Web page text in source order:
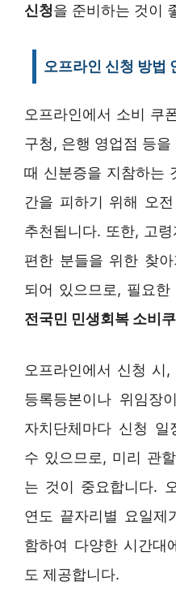
신청을 준비하는 것이
오프라인 신청 방법
오프라인에서 소비 쿠
구청, 은행 영업점 등
때 신분증을 지참하는
간을 피하기 위해 오
추천됩니다. 또한, 고
편한 분들을 위한 찾
되어 있으므로, 필요
전국민 민생회복 소비
오프라인에서 신청 시
등록등본이나 위임장
자치단체마다 신청
수 있으므로, 미리 관
는 것이 중요합니다.
연도 끝자리별 요일제
함하여 다양한 시간대
도 제공합니다.